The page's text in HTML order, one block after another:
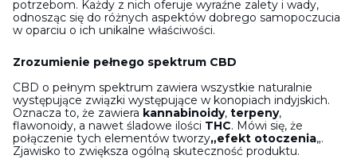
potrzebom. Każdy z nich oferuje wyraźne zalety i wady,
odnosząc się do różnych aspektów dobrego samopoczucia
w oparciu o ich unikalne właściwości.
Zrozumienie pełnego spektrum CBD
CBD o pełnym spektrum zawiera wszystkie naturalnie
występujące związki występujące w konopiach indyjskich.
Oznacza to, że zawiera kannabinoidy, terpeny,
flawonoidy, a nawet śladowe ilości THC. Mówi się, że
połączenie tych elementów tworzy„efekt otoczenia„.
Zjawisko to zwiększa ogólną skuteczność produktu.